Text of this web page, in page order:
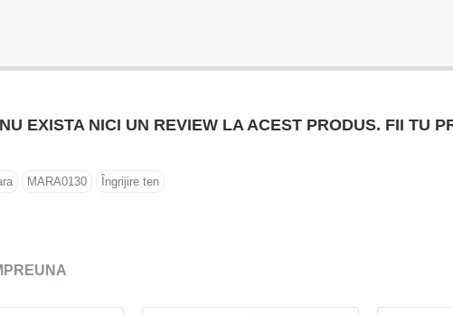
NU EXISTA NICI UN REVIEW LA ACEST PRODUS. FII TU
MARA0130 Îngrijire ten